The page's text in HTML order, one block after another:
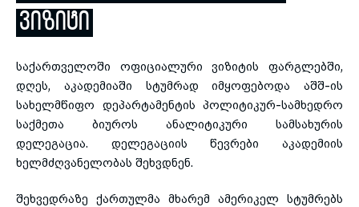
ᲕᲘᲖᲘᲢᲘ
საქართველოში ოფიციალური ვიზიტის ფარგლებში,
დღეს, აკადემიაში სტუმრად იმყოფებოდა აშშ-ის
სახელმწიფო დეპარტამენტის პოლიტიკურ-სამხედრო
საქმეთა ბიუროს ანალიტიკური სამსახურის
დელეგაცია. დელეგაციის წევრები აკადემიის
ხელმძღვანელობას შეხვდნენ.
შეხვედრაზე ქართულმა მხარემ ამერიკელ სტუმრებს